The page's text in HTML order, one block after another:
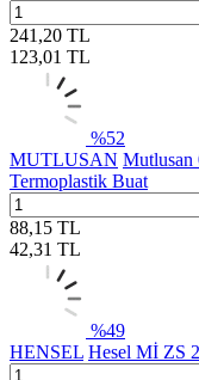
241,20 TL
123,01 TL
%52
MUTLUSAN Mutlusan
Termoplastik Buat
88,15 TL
42,31 TL
%49
HENSEL Hesel Mİ ZS